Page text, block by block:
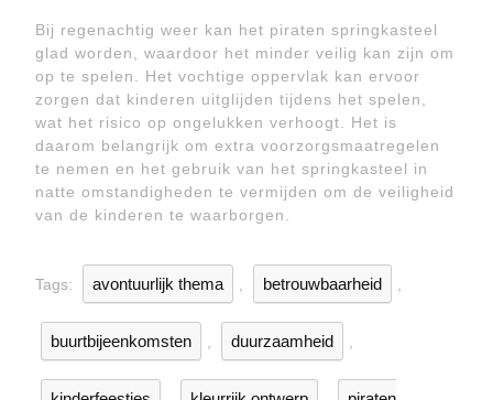
Bij regenachtig weer kan het piraten springkasteel
glad worden, waardoor het minder veilig kan zijn om
op te spelen. Het vochtige oppervlak kan ervoor
zorgen dat kinderen uitglijden tijdens het spelen,
wat het risico op ongelukken verhoogt. Het is
daarom belangrijk om extra voorzorgsmaatregelen
te nemen en het gebruik van het springkasteel in
natte omstandigheden te vermijden om de veiligheid
van de kinderen te waarborgen.
Tags: avontuurlijk thema betrouwbaarheid
buurtbijeenkomsten duurzaamheid